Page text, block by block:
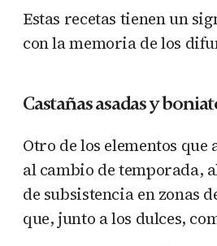
Estas recetas tienen un
con la memoria de los
Castañas asadas y
Otro de los elementos
al cambio de temporada,
de subsistencia en zonas
que, junto a los dulces,